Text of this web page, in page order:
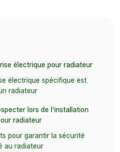
électrique pour radiateur
électrique spécifique est
radiateur
lors de l’installation
radiateur
pour garantir la sécurité
au radiateur